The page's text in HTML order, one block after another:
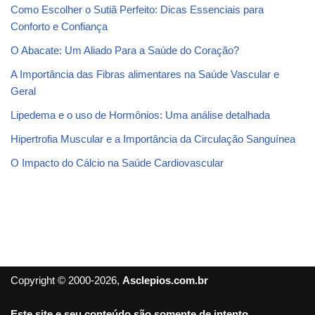
Como Escolher o Sutiã Perfeito: Dicas Essenciais para
Conforto e Confiança
O Abacate: Um Aliado Para a Saúde do Coração?
A Importância das Fibras alimentares na Saúde Vascular e
Geral
Lipedema e o uso de Hormônios: Uma análise detalhada
Hipertrofia Muscular e a Importância da Circulação Sanguínea
O Impacto do Cálcio na Saúde Cardiovascular
Copyright © 2000-2026, Asclepios.com.br